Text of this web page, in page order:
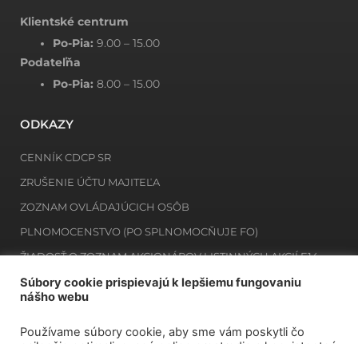
Klientské centrum
Po-Pia: 9.00 – 15.00
Podateľňa
Po-Pia:8.00 – 15.00
ODKAZY
CENNÍK CDCP SR
ZRUŠENIE ÚČTU MAJITEĽA
ZOZNAM OVLÁDAJÚCICH OSÔB
PLNOMOCENSTVO (PO SPLNOMOCŇUJE FO)
ŽIADOSŤ O ZOZNAM AKCIONÁROV LISTINNÝCH AKCIÍ E14
ŽIADOSŤ O ZOZNAM MAJITEĽOV ZAKNIHOVANÝCH CP E12
Súbory cookie prispievajú k lepšiemu fungovaniu
nášho webu
Používame súbory cookie, aby sme vám poskytli čo